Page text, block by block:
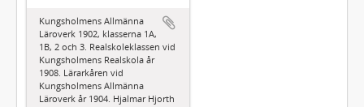
Kungsholmens Allmänna
Läroverk 1902, klasserna 1A,
1B, 2 och 3. Realskoleklassen vid
Kungsholmens Realskola år
1908. Lärarkåren vid
Kungsholmens Allmänna
Läroverk år 1904. Hjalmar Hjorth